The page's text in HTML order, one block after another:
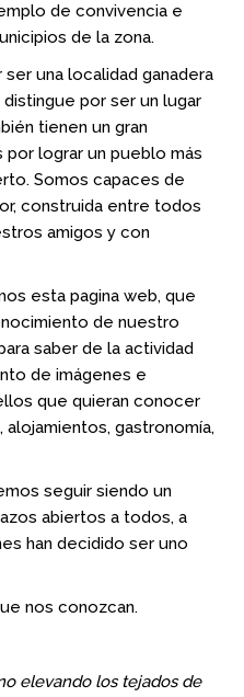
de convivencia e
de la zona.
una localidad ganadera
por ser un lugar
tienen un gran
por lograr un pueblo más
Somos capaces de
construida entre todos
amigos y con
esta pagina web, que
de nuestro
saber de la actividad
de imágenes e
que quieran conocer
gastronomía,
seguir siendo un
abiertos a todos, a
han decidido ser uno
nos conozcan.
elevando los tejados de